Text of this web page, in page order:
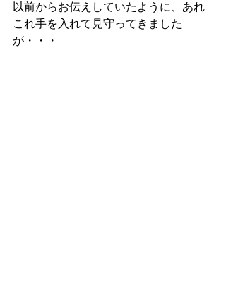
以前からお伝えしていたように、あれ
これ手を入れて見守ってきました
が・・・